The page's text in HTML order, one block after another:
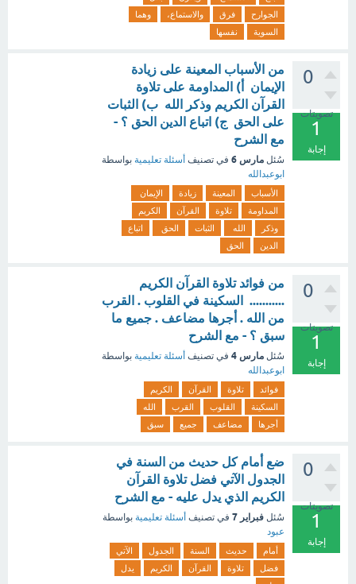
الجوارح
فرق والاستماع،
وهما
السوية
نفسها
0
تصويتات
1
إجابة
من الأسباب المعينة على زيادة
الإيمان أ) المداومة على تلاوة
القرآن الكريم وذكر الله ب) الثبات
على الحق ج) اتباع الدين الحق ؟ -
مع الشرح
سُئل مارس 6 في تصنيف أسئلة تعليمية بواسطة
ابوعبدالله
الأسباب المعينة زيادة
الإيمان
المداومة
تلاوة القرآن
الكريم
وذكر
الله الثبات الحق
اتباع
الدين
الحق
0
تصويتات
1
إجابة
من فوائد تلاوة القرآن الكريم
........... السكينة في القلوب . القرب
من الله . أجرها مضاعف . جميع ما
سبق ؟ - مع الشرح
سُئل مارس 4 في تصنيف أسئلة تعليمية بواسطة
ابوعبدالله
فوائد تلاوة القرآن
الكريم
السكينة
القلوب القرب
الله
أجرها
مضاعف جميع سبق
0
تصويتات
1
إجابة
ضع أمام كل حديث من السنة في
الجدول الآتي فضل تلاوة القرآن
الكريم الذي يدل عليه - مع الشرح
سُئل فبراير 7 في تصنيف أسئلة تعليمية بواسطة
عبود
أمام حديث السنة الجدول
الآتي
فضل
تلاوة القرآن الكريم
يدل